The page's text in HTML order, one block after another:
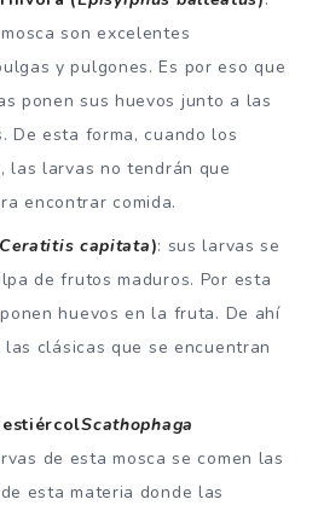
son excelentes
y pulgones. Es por eso que
ponen sus huevos junto a las
De esta forma, cuando los
las larvas no tendrán que
encontrar comida.
Ceratitis capitata): sus larvas se
de frutos maduros. Por esta
huevos en la fruta. De ahí
clásicas que se encuentran
Scathophaga
de esta mosca se comen las
esta materia donde las